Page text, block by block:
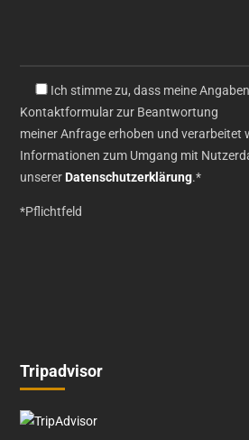
Ich stimme zu, dass meine
Kontaktformular zur Beantwortung
meiner Anfrage erhoben und verarbeitet
Informationen zum Umgang mit
unserer Datenschutzerklärung.*
*Pflichtfeld
Tripadvisor